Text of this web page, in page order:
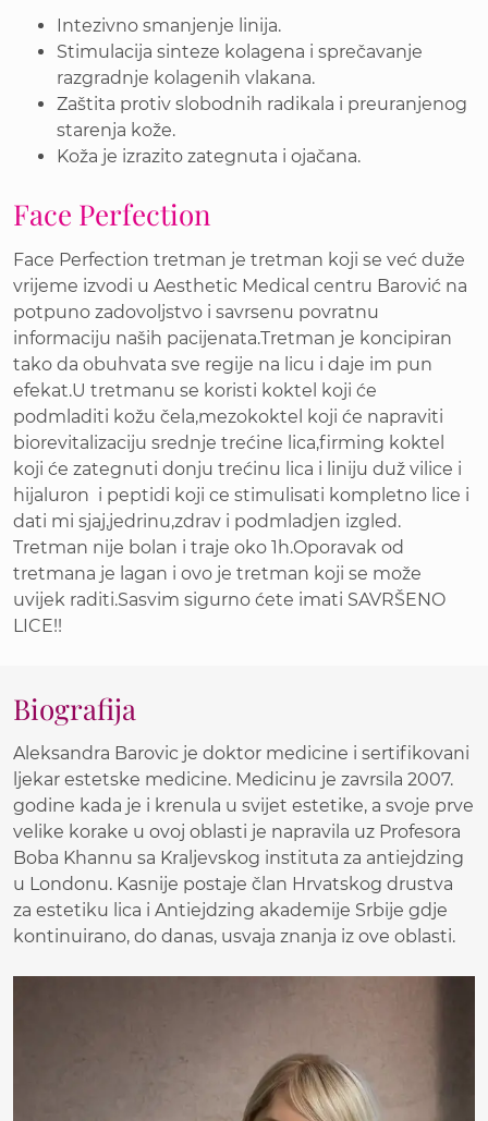
Intezivno smanjenje linija.
Stimulacija sinteze kolagena i sprečavanje
razgradnje kolagenih vlakana.
Zaštita protiv slobodnih radikala i preuranjenog
starenja kože.
Koža je izrazito zategnuta i ojačana.
Face Perfection
Face Perfection tretman je tretman koji se već duže
vrijeme izvodi u Aesthetic Medical centru Barović na
potpuno zadovoljstvo i savrsenu povratnu
informaciju naših pacijenata.Tretman je koncipiran
tako da obuhvata sve regije na licu i daje im pun
efekat.U tretmanu se koristi koktel koji će
podmladiti kožu čela,mezokoktel koji će napraviti
biorevitalizaciju srednje trećine lica,firming koktel
koji će zategnuti donju trećinu lica i liniju duž vilice i
hijaluron i peptidi koji ce stimulisati kompletno lice i
dati mi sjaj,jedrinu,zdrav i podmladjen izgled.
Tretman nije bolan i traje oko 1h.Oporavak od
tretmana je lagan i ovo je tretman koji se može
uvijek raditi.Sasvim sigurno ćete imati SAVRŠENO
LICE!!
Biografija
Aleksandra Barovic je doktor medicine i sertifikovani
ljekar estetske medicine. Medicinu je zavrsila 2007.
godine kada je i krenula u svijet estetike, a svoje prve
velike korake u ovoj oblasti je napravila uz Profesora
Boba Khannu sa Kraljevskog instituta za antiejdzing
u Londonu. Kasnije postaje član Hrvatskog drustva
za estetiku lica i Antiejdzing akademije Srbije gdje
kontinuirano, do danas, usvaja znanja iz ove oblasti.